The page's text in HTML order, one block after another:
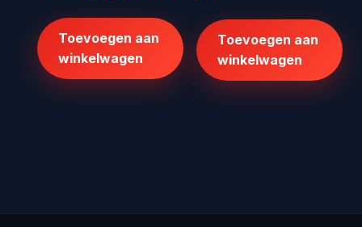
€152,19.€99,99.
Toevoegen aan
winkelwagen
€199,00.
Toevoegen aan
winkelwagen